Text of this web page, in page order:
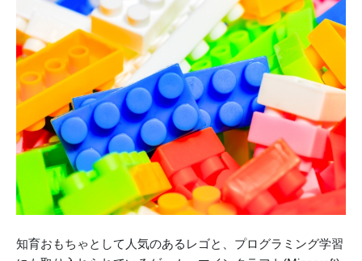
知育おもちゃとして人気のあるレゴと、プログラミング学習